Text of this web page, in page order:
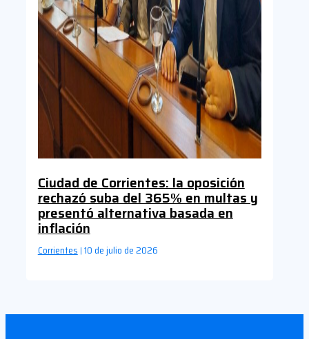
Ciudad de Corrientes: la oposición
rechazó suba del 365% en multas y
presentó alternativa basada en
inflación
Corrientes | 10 de julio de 2026